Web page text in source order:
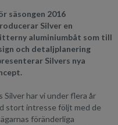
säsongen 2016
Silver en
aluminiumbåt som till
och detaljplanering
Silvers nya
Silver har vi under flera år
stort intresse följt med de
föränderliga